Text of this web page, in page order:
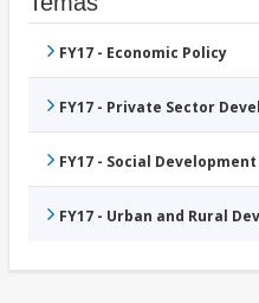
FY17 - Economic Policy
FY17 - Private Sector
FY17 - Social
FY17 - Urban and Rural